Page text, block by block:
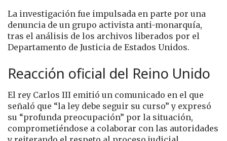
La investigación fue impulsada en parte por una
denuncia de un grupo activista anti-monarquía,
tras el análisis de los archivos liberados por el
Departamento de Justicia de Estados Unidos.
Reacción oficial del Reino Unido
El rey Carlos III emitió un comunicado en el que
señaló que “la ley debe seguir su curso” y expresó
su “profunda preocupación” por la situación,
comprometiéndose a colaborar con las autoridades